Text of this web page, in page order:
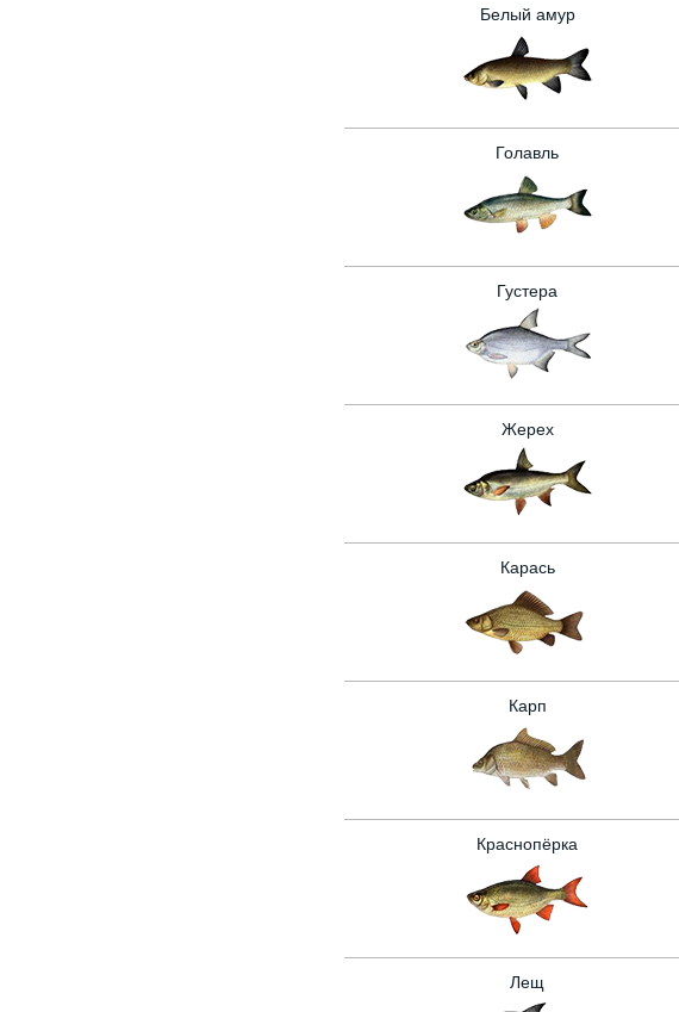
Белый амур
Голавль
Густера
Жерех
Карась
Карп
Краснопёрка
Лещ